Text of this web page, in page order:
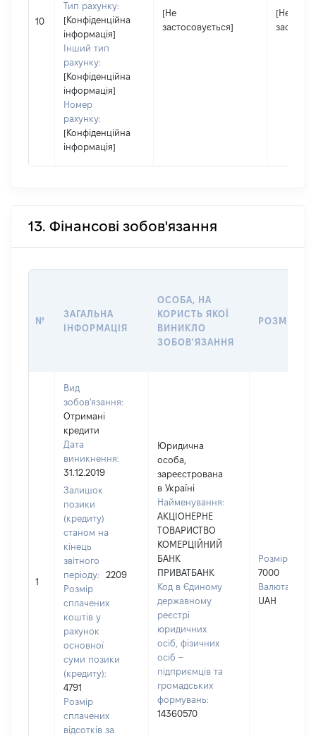
10
Тип рахунку:
[Конфіденційна
інформація]
Інший тип
рахунку:
[Конфіденційна
інформація]
Номер
рахунку:
[Конфіденційна
інформація]
[Не
застосовується]
[Не
13. Фінансові зобов'язання
№
ЗАГАЛЬНА
ІНФОРМАЦІЯ
ОСОБА, НА
КОРИСТЬ ЯКОЇ
ВИНИКЛО
ЗОБОВ'ЯЗАННЯ
РОЗМІР
1
Вид
зобов'язання:
Отримані
кредити
Дата
виникнення:
31.12.2019
Залишок
позики
(кредиту)
станом на
кінець
звітного
періоду:
2209
Розмір
сплачених
коштів у
рахунок
основної
суми позики
(кредиту):
4791
Розмір
сплачених
відсотків за
Юридична
особа,
зареєстрована
в Україні
Найменування:
АКЦІОНЕРНЕ
ТОВАРИСТВО
КОМЕРЦІЙНИЙ
БАНК
ПРИВАТБАНК
Код в Єдиному
державному
реєстрі
юридичних
осіб, фізичних
осіб –
підприємців та
громадських
формувань:
14360570
Розмір:
7000
Валюта:
UAH